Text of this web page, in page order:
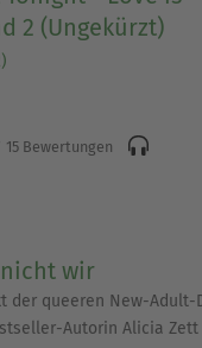
2 (Ungekürzt)
15 Bewertungen
wir
der queeren New-Adult-
Autorin Alicia Zett